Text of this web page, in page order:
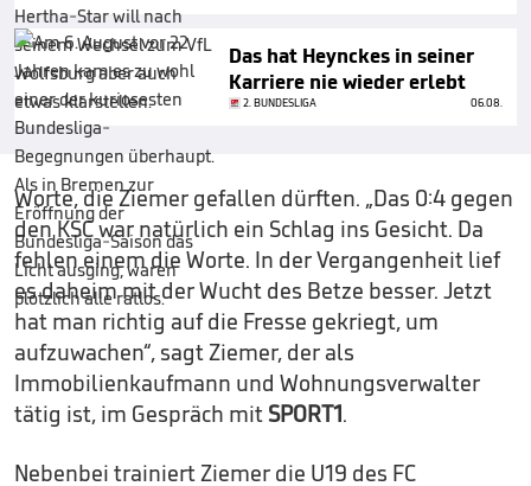
Das hat Heynckes in seiner
Karriere nie wieder erlebt
2. BUNDESLIGA 06.08.
Worte, die Ziemer gefallen dürften. „Das 0:4 gegen
den KSC war natürlich ein Schlag ins Gesicht. Da
fehlen einem die Worte. In der Vergangenheit lief
es daheim mit der Wucht des Betze besser. Jetzt
hat man richtig auf die Fresse gekriegt, um
aufzuwachen“, sagt Ziemer, der als
Immobilienkaufmann und Wohnungsverwalter
tätig ist, im Gespräch mit SPORT1.
Nebenbei trainiert Ziemer die U19 des FC